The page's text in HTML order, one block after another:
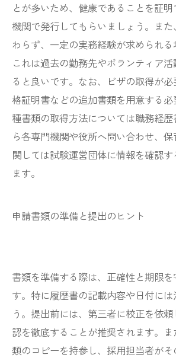
とが多いため、健康であることを証
機関で発行してもらいましょう。ま
わらず、一定の実務経験が求められる
これは過去の勤務先やボランティア
ると良いです。なお、ビザの取得が
格証明書などの追加書類を用意する
種書類の取得方法については職務経
ら各専門機関や役所へ問い合わせ、
関しては試験運営団体に情報を確認
ます。
申請書類の準備と提出のヒント
書類を準備する際は、正確性と期限
す。特に履歴書の記載内容や日付には
う。提出前には、第三者に校正を依
認を徹底することが推奨されます。
類のコピーを持参し、採用担当者がそ